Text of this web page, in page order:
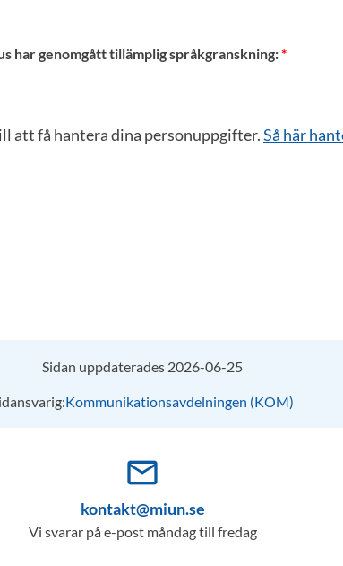
har genomgått tillämplig språkgranskning:
att få hantera dina personuppgifter.Så här
Sidan uppdaterades 2026-06-25
Kommunikationsavdelningen (KOM)
mail_outline
kontakt@miun.se
Vi svarar på e-post måndag till fredag